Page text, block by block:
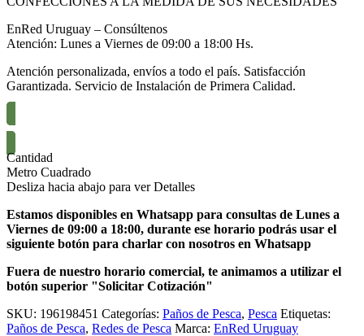
EnRed Uruguay – Consúltenos
Atención: Lunes a Viernes de 09:00 a 18:00 Hs.
Atención personalizada, envíos a todo el país. Satisfacción
Garantizada. Servicio de Instalación de Primera Calidad.
Cantidad
Metro Cuadrado
Desliza hacia abajo para ver Detalles
Estamos disponibles en Whatsapp para consultas de Lunes a
Viernes de 09:00 a 18:00, durante ese horario podrás usar el
siguiente botón para charlar con nosotros en Whatsapp
Fuera de nuestro horario comercial, te animamos a utilizar el
botón superior "Solicitar Cotización"
SKU: 196198451 Categorías: Paños de Pesca, Pesca Etiquetas:
Paños de Pesca, Redes de Pesca Marca: EnRed Uruguay